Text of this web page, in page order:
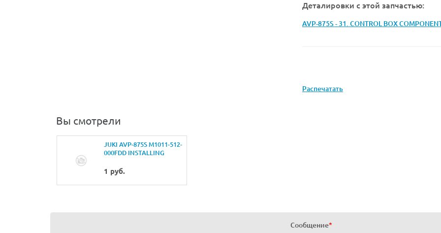
Деталировки с этой запчастью:
AVP-875S - 31. CONTROL BOX
Распечатать
Вы смотрели
JUKI AVP-875S M1011-512-
000FDD INSTALLING
1 руб.
Сообщение*